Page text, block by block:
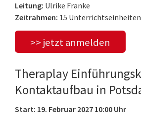
Leitung: Ulrike Franke
Zeitrahmen: 15
>> jetzt anmelden
Theraplay
Kontaktaufbau in
Start: 19. Februar 2027 10:00 Uhr